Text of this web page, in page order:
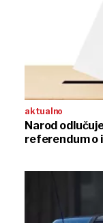
aktualno
Narod
referendum o